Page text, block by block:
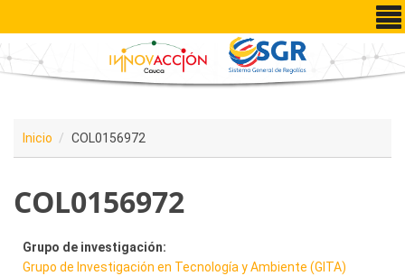
Pasar al contenido principal
Inicio COL0156972
COL0156972
Grupo de investigación:
Grupo de Investigación en Tecnología y Ambiente (GITA)